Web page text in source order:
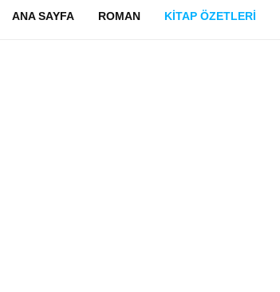
ANA SAYFA ROMAN KITAP ÖZETLERI